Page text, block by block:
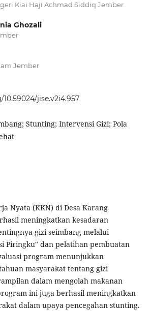
Kiai Haji Achmad Siddiq Jember
Ghozali
Jember
jise.v2i4.957
Stunting; Intervensi Gizi; Pola
Nyata (KKN) di Desa Karang
meningkatkan kesadaran
gizi seimbang melalui
Piringku" dan pelatihan pembuatan
program menunjukkan
masyarakat tentang gizi
dalam mengolah makanan
ini juga berhasil meningkatkan
dalam upaya pencegahan stunting.